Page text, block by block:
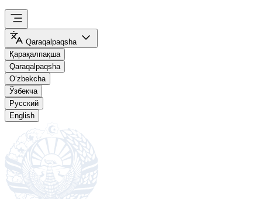
Qaraqalpaqsha
Қарақалпақша
Qaraqalpaqsha
O‘zbekcha
Ўзбекча
Русский
English